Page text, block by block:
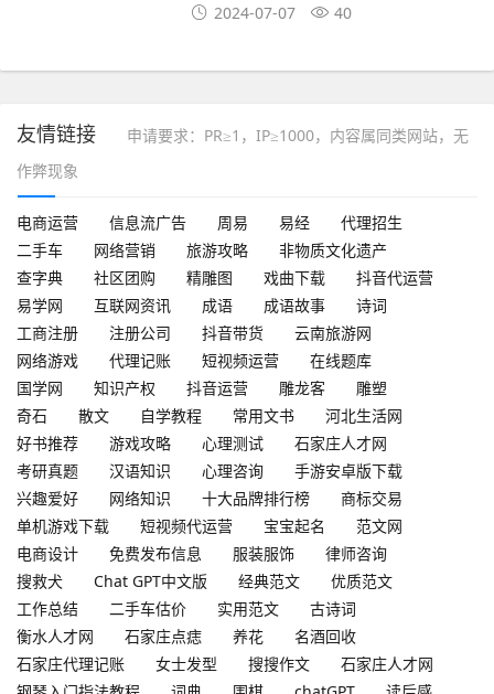
2024-07-07 40
友情链接
申请要求：PR≥1，IP≥1000，内容属同类网站，无
作弊现象
电商运营 信息流广告 周易 易经
代理招生
二手车
网络营销 旅游攻略
非物质文化遗产
查字典
社区团购 精雕图 戏曲下载
抖音代运营
易学网
互联网资讯 成语 成语故事
诗词
工商注册
注册公司 抖音带货
云南旅游网
网络游戏
代理记账 短视频运营
在线题库
国学网
知识产权 抖音运营 雕龙客
雕塑
奇石
散文 自学教程 常用文书
河北生活网
好书推荐
游戏攻略 心理测试
石家庄人才网
考研真题
汉语知识 心理咨询
手游安卓版下载
兴趣爱好
网络知识 十大品牌排行榜
商标交易
单机游戏下载
短视频代运营 宝宝起名
范文网
电商设计
免费发布信息 服装服饰
律师咨询
搜救犬
Chat GPT中文版 经典范文
优质范文
工作总结
二手车估价 实用范文
古诗词
衡水人才网
石家庄点痣 养花
名酒回收
石家庄代理记账
女士发型 搜搜作文
石家庄人才网